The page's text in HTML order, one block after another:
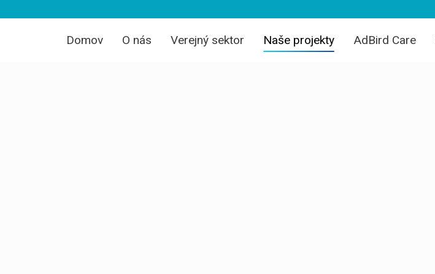
Domov O nás Verejný sektor Naše projekty AdBird Care